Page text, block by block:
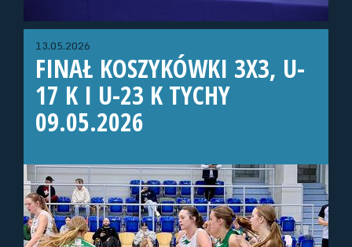
13.05.2026
FINAŁ KOSZYKÓWKI 3X3, U-
17 K I U-23 K TYCHY
09.05.2026